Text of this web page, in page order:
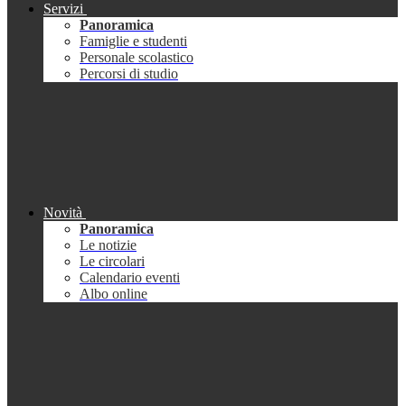
Servizi
Panoramica
Famiglie e studenti
Personale scolastico
Percorsi di studio
Novità
Panoramica
Le notizie
Le circolari
Calendario eventi
Albo online